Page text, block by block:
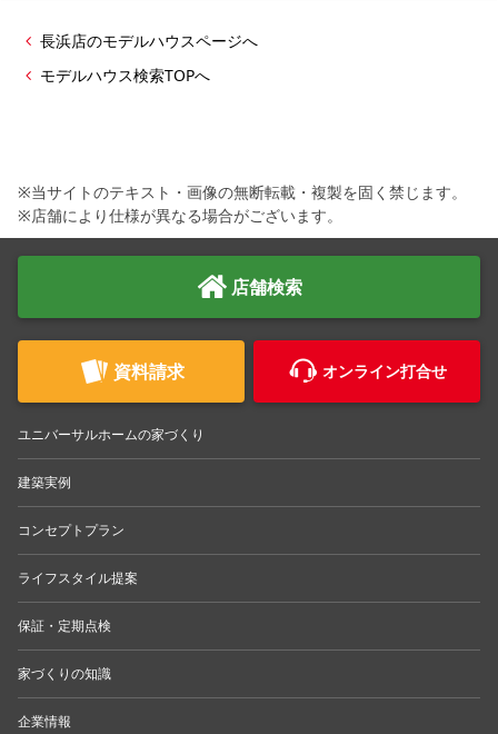
長浜店のモデルハウスページへ
モデルハウス検索TOPへ
※当サイトのテキスト・画像の無断転載・複製を固く禁じます。
※店舗により仕様が異なる場合がございます。
店舗検索
資料請求 オンライン打合せ
ユニバーサルホームの家づくり
建築実例
コンセプトプラン
ライフスタイル提案
保証・定期点検
家づくりの知識
企業情報